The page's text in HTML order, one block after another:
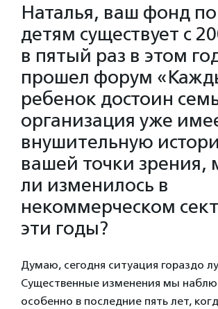
Наталья, ваш фонд
детям существует с
в пятый раз в этом
прошел форум
ребенок достоин
организация уже
внушительную
вашей точки зрения,
ли изменилось в
некоммерческом
эти годы?
Думаю, сегодня ситуация гораздо
Существенные изменения мы
особенно в последние пять лет,